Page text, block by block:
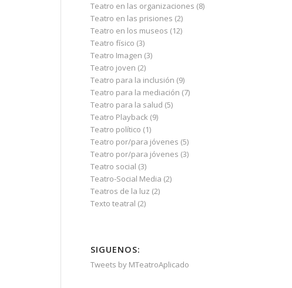
Teatro en las organizaciones (8)
Teatro en las prisiones (2)
Teatro en los museos (12)
Teatro físico (3)
Teatro Imagen (3)
Teatro joven (2)
Teatro para la inclusión (9)
Teatro para la mediación (7)
Teatro para la salud (5)
Teatro Playback (9)
Teatro político (1)
Teatro por/para jóvenes (5)
Teatro por/para jóvenes (3)
Teatro social (3)
Teatro-Social Media (2)
Teatros de la luz (2)
Texto teatral (2)
SIGUENOS:
Tweets by MTeatroAplicado